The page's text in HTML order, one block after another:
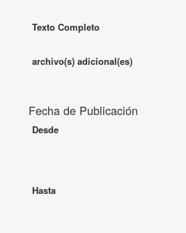
Texto Completo
archivo(s) adicional(es)
Fecha de Publicación
Desde
Hasta